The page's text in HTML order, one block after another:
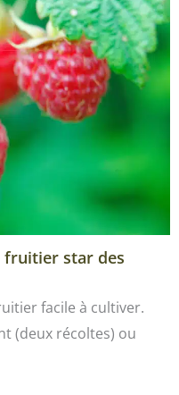
fruitier star des
facile à cultiver.
(deux récoltes) ou